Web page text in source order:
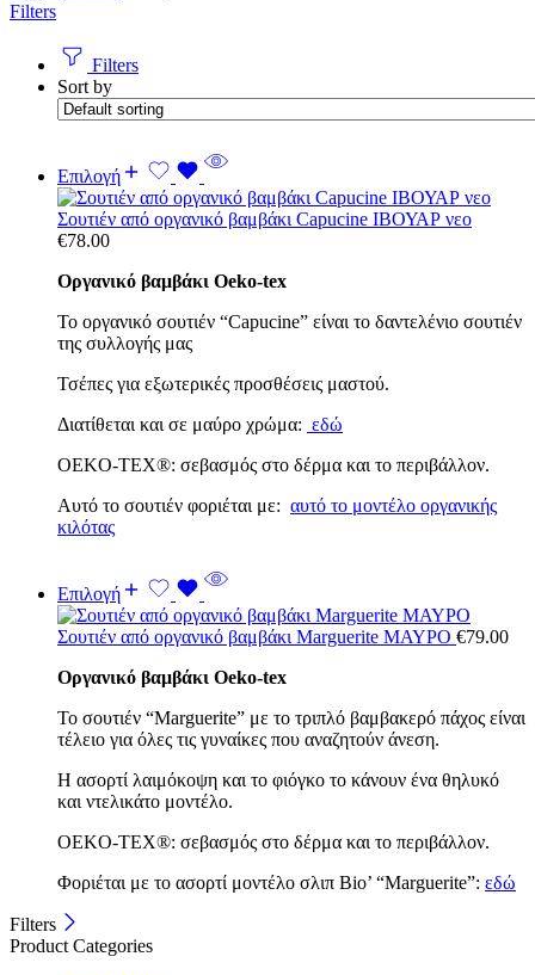
Filters
Filters
Sort by
Επιλογή
Σουτιέν από οργανικό βαμβάκι Capucine ΙΒΟΥΑΡ νεο
€78.00
Οργανικό βαμβάκι Oeko-tex
Το οργανικό σουτιέν “Capucine” είναι το δαντελένιο σουτιέν
της συλλογής μας
Τσέπες για εξωτερικές προσθέσεις μαστού.
Διατίθεται και σε μαύρο χρώμα: εδώ
OEKO-TEX®: σεβασμός στο δέρμα και το περιβάλλον.
Αυτό το σουτιέν φοριέται με: αυτό το μοντέλο οργανικής
κιλότας
Επιλογή
Σουτιέν από οργανικό βαμβάκι Marguerite ΜΑΥΡΟ €79.00
Οργανικό βαμβάκι Oeko-tex
Το σουτιέν “Marguerite” με το τριπλό βαμβακερό πάχος είναι
τέλειο για όλες τις γυναίκες που αναζητούν άνεση.
Η ασορτί λαιμόκοψη και το φιόγκο το κάνουν ένα θηλυκό
και ντελικάτο μοντέλο.
OEKO-TEX®: σεβασμός στο δέρμα και το περιβάλλον.
Φοριέται με το ασορτί μοντέλο σλιπ Bio’ “Marguerite”: εδώ
Filters
Product Categories